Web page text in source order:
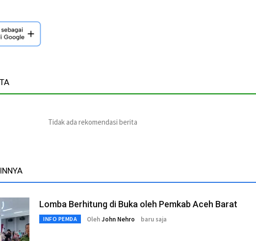
Tidak ada rekomendasi berita
Lomba Berhitung di Buka oleh Pemkab Aceh Barat
INFO PEMDA OlehJohn Nehro baru saja